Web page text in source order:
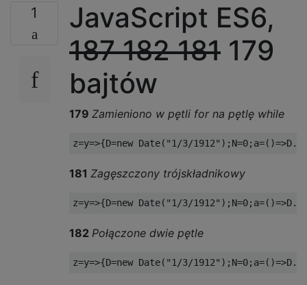
1
JavaScript ES6,
187182181 179
bajtów
179 Zamieniono w pętli for na pętlę while
181 Zagęszczony trójskładnikowy
182 Połączone dwie pętle